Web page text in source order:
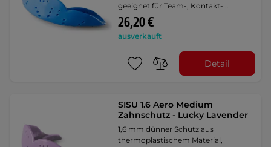
geeignet für Team-, Kontakt- …
26,20 €
ausverkauft
Detail
SISU 1.6 Aero Medium
Zahnschutz - Lucky Lavender
1,6 mm dünner Schutz aus
thermoplastischem Material,